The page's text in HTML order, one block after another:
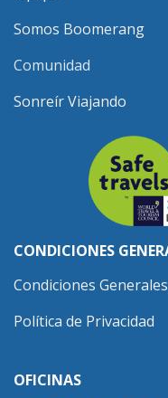
Comunidad
Sonreír Viajando
CONDICIONES
Condiciones Generales
Política de Privacidad